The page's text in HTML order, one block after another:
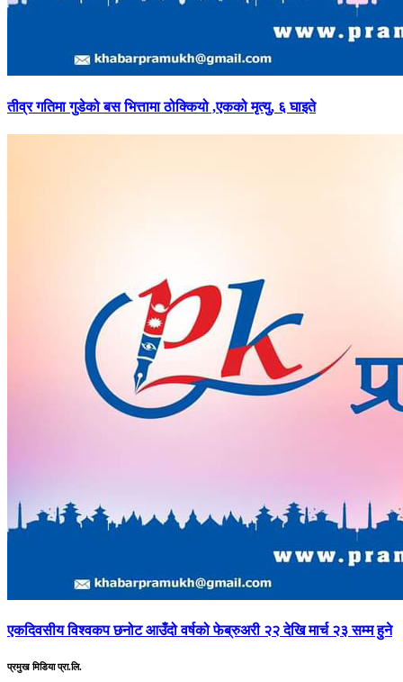
तीव्रगतिमा गुडेको बस भित्तामा ठोक्कियो ,एकको मृत्यु, ६ घाइते
एकदिवसीयविश्वकप छनोट आउँदो वर्षको फेब्रुअरी २२ देखि मार्च २३ सम्म हुने
प्रमुख मिडिया प्रा.लि.